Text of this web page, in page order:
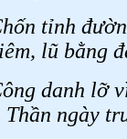
tỉnh
lũ bằng
danh lỡ
Thần ngày